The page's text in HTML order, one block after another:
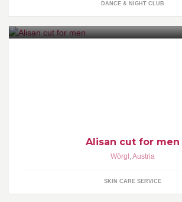
DANCE & NIGHT CLUB
Alisan cut for men
Wörgl ,Austria
SKIN CARE SERVICE